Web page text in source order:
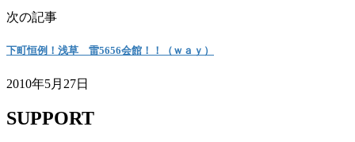
次の記事
下町恒例！浅草 雷5656会館！！（ｗａｙ）
2010年5月27日
SUPPORT